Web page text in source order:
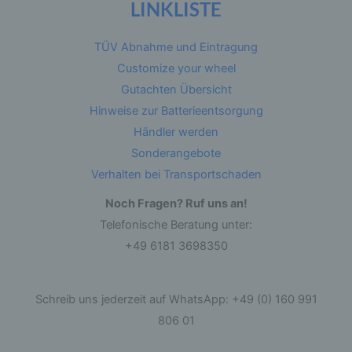
LINKLISTE
TÜV Abnahme und Eintragung
Customize your wheel
Gutachten Übersicht
Hinweise zur Batterieentsorgung
Händler werden
Sonderangebote
Verhalten bei Transportschaden
Noch Fragen? Ruf uns an!
Telefonische Beratung unter:
+49 6181 3698350
Schreib uns jederzeit auf WhatsApp: +49 (0) 160 991
806 01
personenbezogene Daten von dem für die
Verarbeitung Verantwortlichen verarbeitet
Verarbeitung ist jeder mit oder ohne Hilfe
oder jede solche Vorgangsreihe im
wie das Erheben, das Erfassen, die
Anpassung oder Veränderung, das Auslesen,
das Abfragen, die Verwendung, die Offenlegung
durch Übermittlung, Verbreitung oder eine